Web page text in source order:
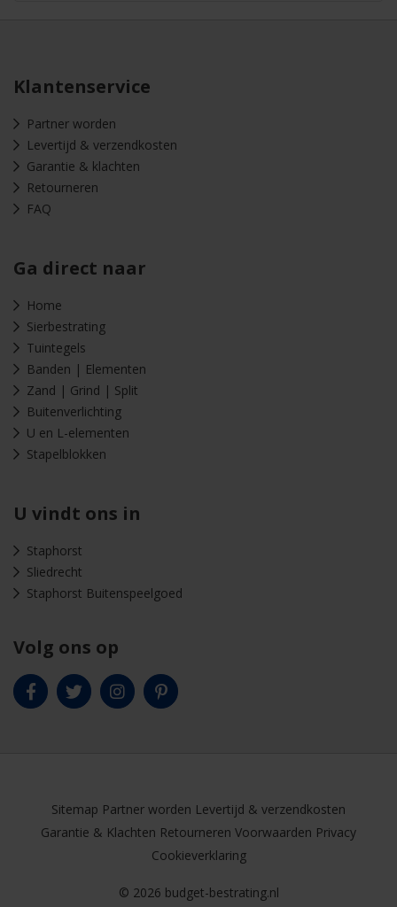
Klantenservice
Partner worden
Levertijd & verzendkosten
Garantie & klachten
Retourneren
FAQ
Ga direct naar
Home
Sierbestrating
Tuintegels
Banden | Elementen
Zand | Grind | Split
Buitenverlichting
U en L-elementen
Stapelblokken
U vindt ons in
Staphorst
Sliedrecht
Staphorst Buitenspeelgoed
Volg ons op
Sitemap Partner worden Levertijd & verzendkosten
Garantie & Klachten Retourneren Voorwaarden Privacy
Cookieverklaring
© 2026 budget-bestrating.nl